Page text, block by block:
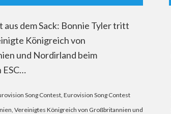
aus dem Sack: Bonnie Tyler tritt
Königreich von
und Nordirland beim
ESC…
Song Contest Eurovision Song Contest
Vereinigtes Königreich von Großbritannien und